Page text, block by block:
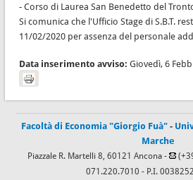
- Corso di Laurea San Benedetto del
Si comunica che l'Ufficio Stage di S.B.T.
11/02/2020 per assenza del personale
Data inserimento avviso: Giovedì, 6
Facoltà di Economia "Giorgio Fuà" -
Marche
Piazzale R. Martelli 8, 60121 Ancona -
071.220.7010 - P.I.